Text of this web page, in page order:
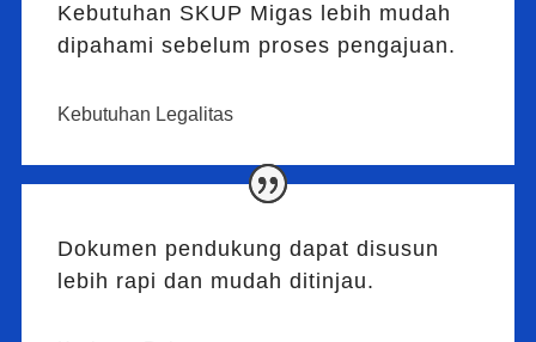
Kebutuhan SKUP Migas lebih mudah
dipahami sebelum proses pengajuan.
Kebutuhan Legalitas
Dokumen pendukung dapat disusun
lebih rapi dan mudah ditinjau.